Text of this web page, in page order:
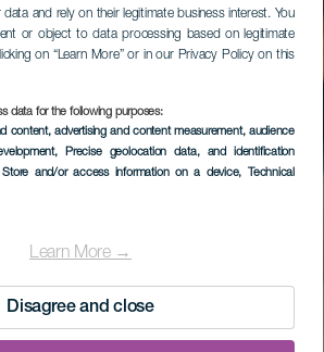
and rely on their legitimate business interest. You
or object to data processing based on legitimate
on “Learn More” or in our Privacy Policy on this
data for the following purposes:
content, advertising and content measurement, audience
, Precise geolocation data, and identification
and/or access information on a device, Technical
Learn More →
Disagree and close